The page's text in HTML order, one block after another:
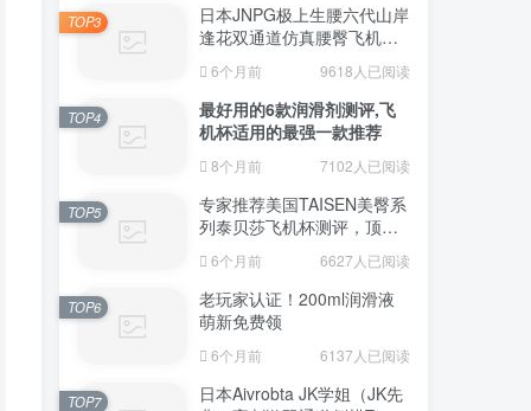
日本JNPG极上生腰六代山岸
逢花双通道仿真腰臀飞机杯
致真实感的资深玩家
6个月前 9618人已阅读
TOP3
最好用的6款润滑剂测评,飞
机杯适用的最强一款推荐
8个月前 7102人已阅读
TOP4
专家推荐美国TAISEN美臀系
列泰贝莎飞机杯测评，顶级
品质带来极致享受!
6个月前 6627人已阅读
TOP5
老玩家认证！200ml润滑液
萌新免费领
6个月前 6137人已阅读
TOP6
日本Aivrobta JK学姐（JK先
TOP7